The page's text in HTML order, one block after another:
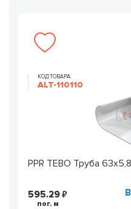
КОД ТОВАРА:
ALT-110110
PPR TEBO Труба 63х5,8
595.29
пог. м